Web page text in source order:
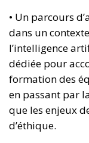
• Un parcours
dans un
l’intelligence
dédiée pour
formation des
en passant par
que les enjeux
d’éthique.